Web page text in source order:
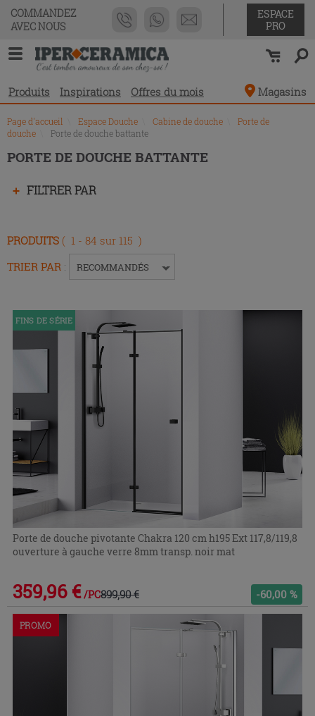
COMMANDEZ
AVEC NOUS
ESPACE
PRO
Produits Inspirations Offres du mois Magasins
Page d'accueil Espace Douche Cabine de douche
Porte de
douche
Porte de douche battante
PORTE DE DOUCHE BATTANTE
Liste
des
FILTRER PAR
Appuyez
Entrée
pour
développer
le
PRODUITS ( 1 - 84 sur 115 )
TRIER PAR : RECOMMANDÉS
FINS DE SÉRIE
Porte de douche pivotante Chakra 120 cm h195 Ext 117,8/119,8
ouverture à gauche verre 8mm transp. noir mat
359,96 € /PC899,90 € -60,00 %
PROMO